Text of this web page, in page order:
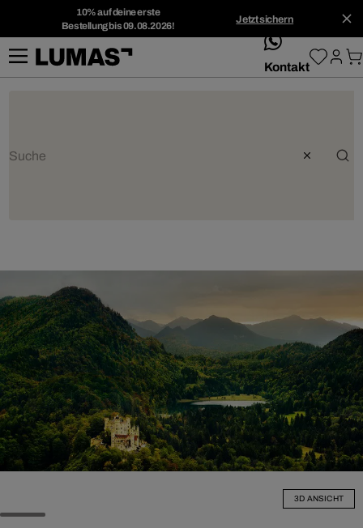
10% auf deine erste
Bestellung bis 09.08.2026!
Jetzt sichern
whatsApp
Kontakt
3D ANSICHT